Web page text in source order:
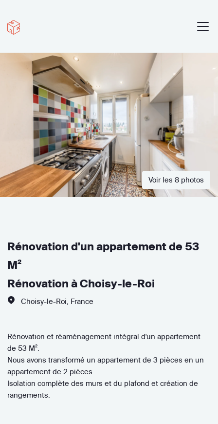
Voir les 8 photos
Rénovation d'un appartement de 53
M²
Rénovation à Choisy-le-Roi
Choisy-le-Roi France
Rénovation et réaménagement intégral d'un appartement
de 53 M².
Nous avons transformé un appartement de 3 pièces en un
appartement de 2 pièces.
Isolation complète des murs et du plafond et création de
rangements.